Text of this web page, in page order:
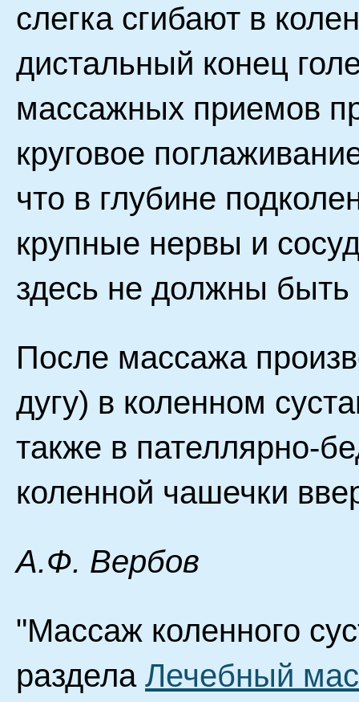
слегка сгибают в
дистальный конец
массажных приемов
круговое
что в глубине
крупные нервы и
здесь не должны
После массажа
дугу) в коленном
также в пателлярно-
коленной чашечки
А.Ф. Вербов
"Массаж коленного
раздела Лечебный